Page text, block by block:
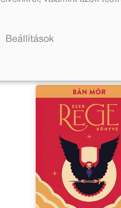
Beállítások